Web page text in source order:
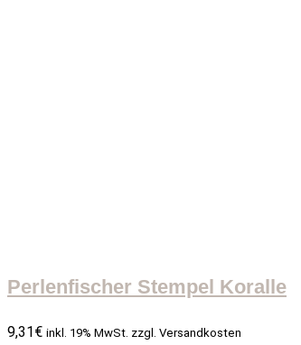
Perlenfischer Stempel Koralle
9,31 € inkl. 19% MwSt. zzgl. Versandkosten